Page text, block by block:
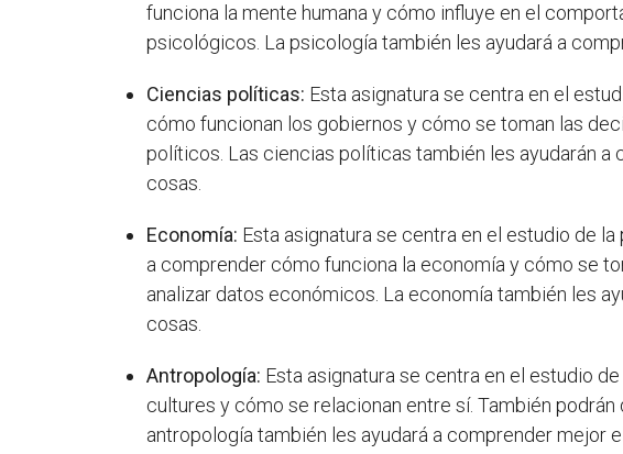
funciona la mente humana y cómo influye en el
psicológicos. La psicología también les ayudará a
Ciencias políticas: Esta asignatura se centra en el
cómo funcionan los gobiernos y cómo se toman las
políticos. Las ciencias políticas también les ayudarán
cosas.
Economía: Esta asignatura se centra en el estudio de
a comprender cómo funciona la economía y cómo se
analizar datos económicos. La economía también les
cosas.
Antropología: Esta asignatura se centra en el estudio
cultures y cómo se relacionan entre sí. También
antropología también les ayudará a comprender mejor